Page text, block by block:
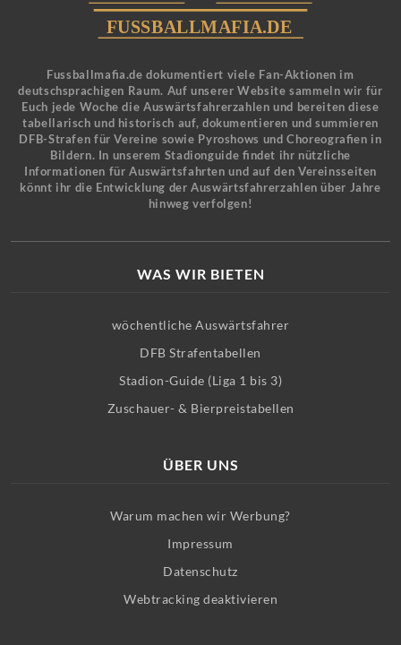
Fussballmafia.de dokumentiert viele Fan-Aktionen im
deutschsprachigen Raum. Auf unserer Website sammeln wir für
Euch jede Woche die Auswärtsfahrerzahlen und bereiten diese
tabellarisch und historisch auf, dokumentieren und summieren
DFB-Strafen für Vereine sowie Pyroshows und Choreografien in
Bildern. In unserem Stadionguide findet ihr nützliche
Informationen für Auswärtsfahrten und auf den Vereinsseiten
könnt ihr die Entwicklung der Auswärtsfahrerzahlen über Jahre
hinweg verfolgen!
WAS WIR BIETEN
wöchentliche Auswärtsfahrer
DFB Strafentabellen
Stadion-Guide (Liga 1 bis 3)
Zuschauer- & Bierpreistabellen
ÜBER UNS
Warum machen wir Werbung?
Impressum
Datenschutz
Webtracking deaktivieren